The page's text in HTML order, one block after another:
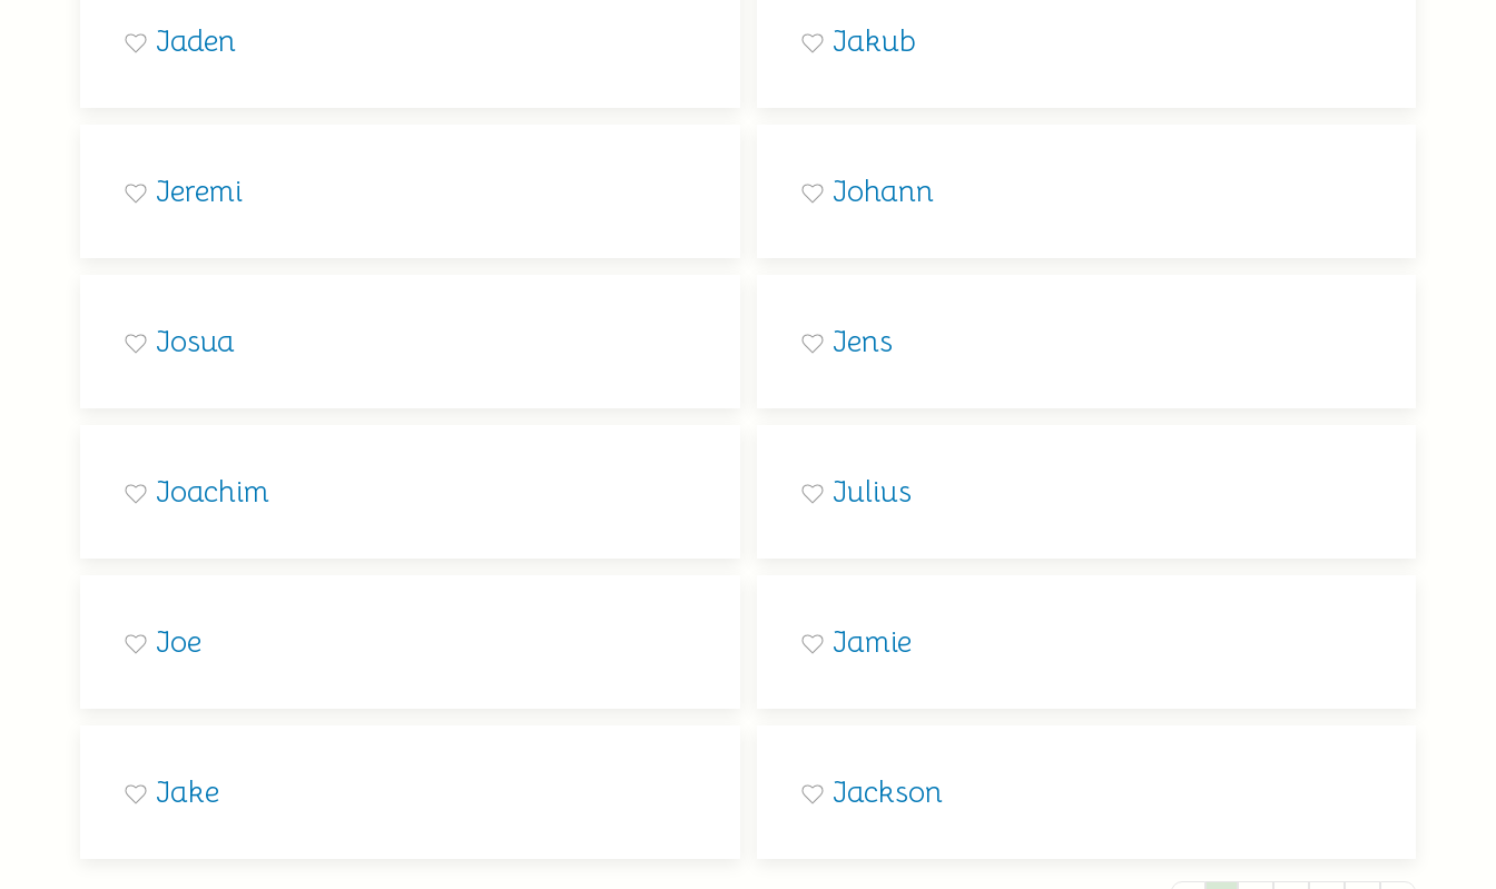
Jaden Jakub
Jeremi Johann
Josua Jens
Joachim Julius
Joe Jamie
Jake Jackson